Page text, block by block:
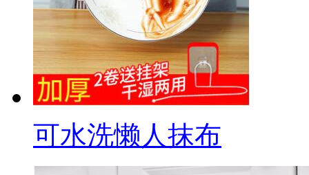
可水洗懒人抹布